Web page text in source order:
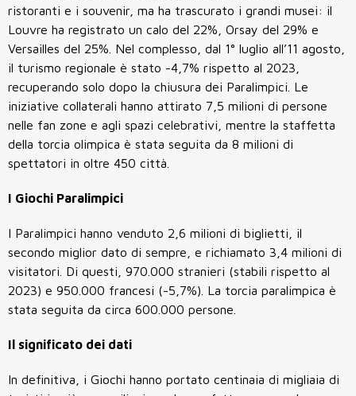
ristoranti e i souvenir, ma ha trascurato i grandi musei: il
Louvre ha registrato un calo del 22%, Orsay del 29% e
Versailles del 25%. Nel complesso, dal 1° luglio all’11 agosto,
il turismo regionale è stato -4,7% rispetto al 2023,
recuperando solo dopo la chiusura dei Paralimpici. Le
iniziative collaterali hanno attirato 7,5 milioni di persone
nelle fan zone e agli spazi celebrativi, mentre la staffetta
della torcia olimpica è stata seguita da 8 milioni di
spettatori in oltre 450 città.
I Giochi Paralimpici
I Paralimpici hanno venduto 2,6 milioni di biglietti, il
secondo miglior dato di sempre, e richiamato 3,4 milioni di
visitatori. Di questi, 970.000 stranieri (stabili rispetto al
2023) e 950.000 francesi (-5,7%). La torcia paralimpica è
stata seguita da circa 600.000 persone.
Il significato dei dati
In definitiva, i Giochi hanno portato centinaia di migliaia di